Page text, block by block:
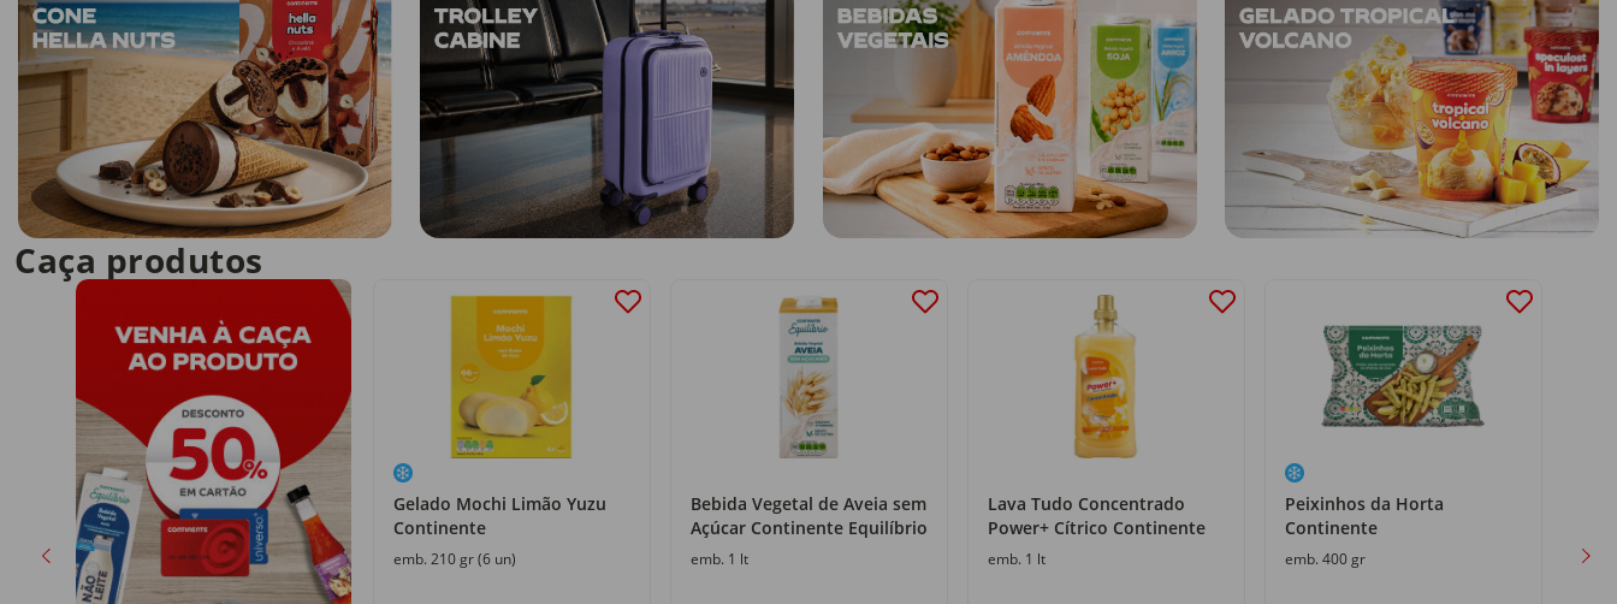
Caça produtos
Gelado Mochi Limão Yuzu
Continente
emb. 210 gr (6 un)
Bebida Vegetal de Aveia sem
Açúcar Continente Equilíbrio
emb. 1 lt
Lava Tudo Concentrado
Power+ Cítrico Continente
emb. 1 lt
Peixinhos da Horta
Continente
emb. 400 gr